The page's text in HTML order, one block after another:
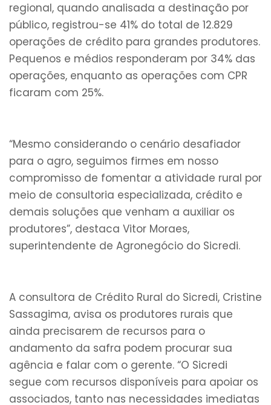
regional, quando analisada a destinação por
público, registrou-se 41% do total de 12.829
operações de crédito para grandes produtores.
Pequenos e médios responderam por 34% das
operações, enquanto as operações com CPR
ficaram com 25%.
“Mesmo considerando o cenário desafiador
para o agro, seguimos firmes em nosso
compromisso de fomentar a atividade rural por
meio de consultoria especializada, crédito e
demais soluções que venham a auxiliar os
produtores”, destaca Vitor Moraes,
superintendente de Agronegócio do Sicredi.
A consultora de Crédito Rural do Sicredi, Cristine
Sassagima, avisa os produtores rurais que
ainda precisarem de recursos para o
andamento da safra podem procurar sua
agência e falar com o gerente. “O Sicredi
segue com recursos disponíveis para apoiar os
associados, tanto nas necessidades imediatas